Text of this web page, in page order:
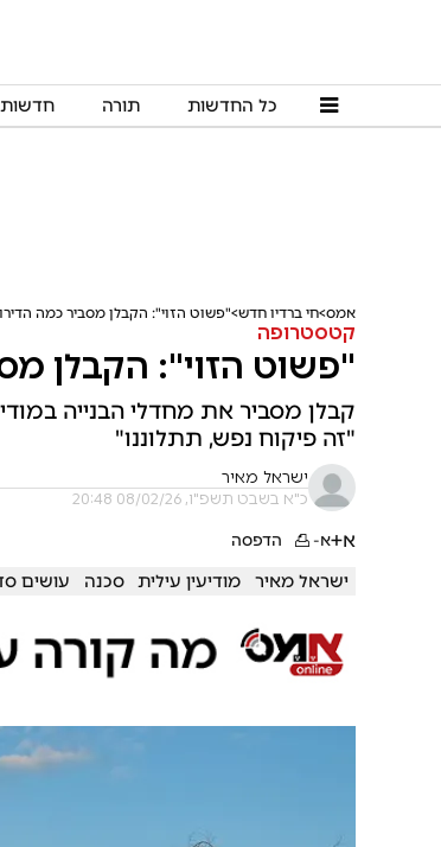
כל החדשות תורה חדשות
אמס חי ברדיו חדש "פשוט הזוי": הקבלן מסביר כמה
קטסטרופה
"פשוט הזוי": הקבלן
קבלן מסביר את מחדלי הבנייה
"זה פיקוח נפש, תתלוננו"
ישראל מאיר
כ"א בשבט תשפ"ו, 08/02/26 20:48
א+א- הדפסה
ישראל מאיר מודיעין עילית סכנה עושים